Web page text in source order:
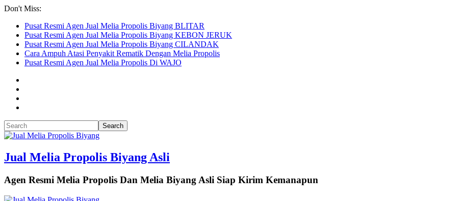
Don't Miss:
Pusat Resmi Agen Jual Melia Propolis Biyang BLITAR
Pusat Resmi Agen Jual Melia Propolis Biyang KEBON JERUK
Pusat Resmi Agen Jual Melia Propolis Biyang CILANDAK
Cara Ampuh Atasi Penyakit Rematik Dengan Melia Propolis
Pusat Resmi Agen Jual Melia Propolis Di WAJO
Jual Melia Propolis Biyang Asli
Agen Resmi Melia Propolis Dan Melia Biyang Asli Siap Kirim Kemanapun